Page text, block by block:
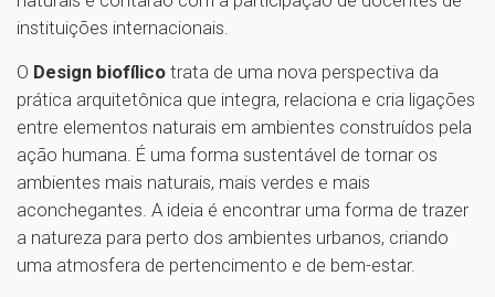
instituições internacionais.
O Design biofílico trata de uma nova perspectiva da
prática arquitetônica que integra, relaciona e cria ligações
entre elementos naturais em ambientes construídos pela
ação humana. É uma forma sustentável de tornar os
ambientes mais naturais, mais verdes e mais
aconchegantes. A ideia é encontrar uma forma de trazer
a natureza para perto dos ambientes urbanos, criando
uma atmosfera de pertencimento e de bem-estar.